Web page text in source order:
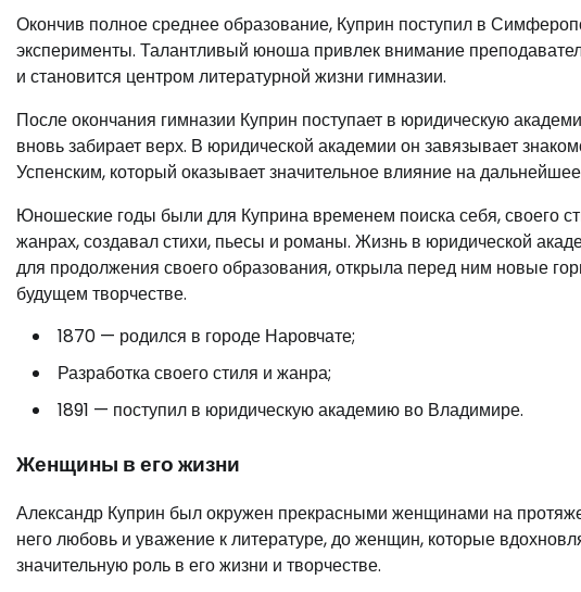
Окончив полное среднее образование, Куприн поступил в
эксперименты. Талантливый юноша привлек внимание
и становится центром литературной жизни гимназии.
После окончания гимназии Куприн поступает в юридическую
вновь забирает верх. В юридической академии он завязывает
Успенским, который оказывает значительное влияние на
Юношеские годы были для Куприна временем поиска себя, своего
жанрах, создавал стихи, пьесы и романы. Жизнь в юридической
для продолжения своего образования, открыла перед ним новые
будущем творчестве.
1870 — родился в городе Наровчате;
Разработка своего стиля и жанра;
1891 — поступил в юридическую академию во Владимире.
Женщины в его жизни
Александр Куприн был окружен прекрасными женщинами на
него любовь и уважение к литературе, до женщин, которые
значительную роль в его жизни и творчестве.